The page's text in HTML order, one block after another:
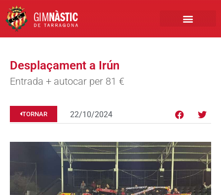
Desplaçament a Irún
Entrada + autocar per 81 €
TORNAR 22/10/2024